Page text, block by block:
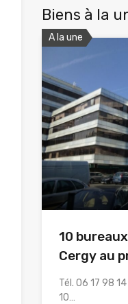
Biens à la
A la une
10
Cergy au
Tél. 06 17 98
10…